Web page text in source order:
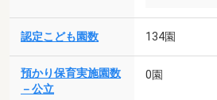
認定こども園数 134園
預かり保育実施園数
－公立
0園